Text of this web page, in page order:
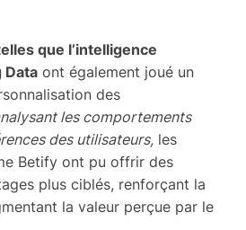
que l’intelligence
Data ont également joué un
des
les comportements
des utilisateurs, les
Betify ont pu offrir des
plus ciblés, renforçant la
la valeur perçue par le